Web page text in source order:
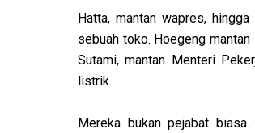
Hatta, mantan wapres,
sebuah toko. Hoegeng
Sutami, mantan Menteri
listrik.
Mereka bukan pejabat